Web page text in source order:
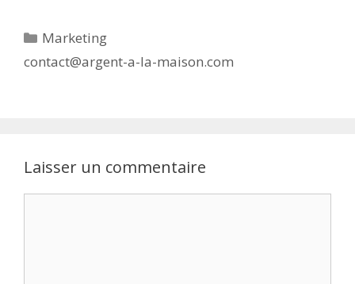
Catégories
Marketing
contact@argent-a-la-maison.com
Laisser un commentaire